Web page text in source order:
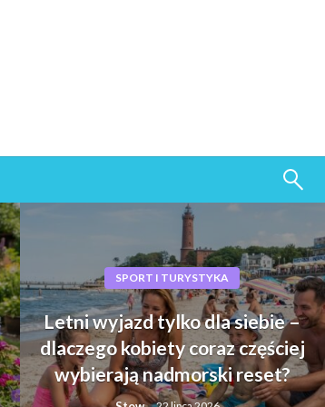
SPORT I TURYSTYKA
Letni wyjazd tylko dla siebie –
dlaczego kobiety coraz częściej
wybierają nadmorski reset?